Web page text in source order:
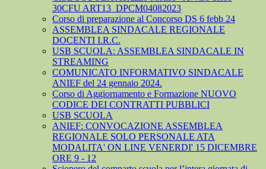
30CFU ART13_DPCM04082023
Corso di preparazione al Concorso DS 6 febb 24
ASSEMBLEA SINDACALE REGIONALE
DOCENTI I.R.C.
USB SCUOLA: ASSEMBLEA SINDACALE IN
STREAMING
COMUNICATO INFORMATIVO SINDACALE
ANIEF del 24 gennaio 2024.
Corso di Aggiornamento e Formazione NUOVO
CODICE DEI CONTRATTI PUBBLICI
USB SCUOLA
ANIEF: CONVOCAZIONE ASSEMBLEA
REGIONALE SOLO PERSONALE ATA
MODALITA' ON LINE VENERDI' 15 DICEMBRE
ORE 9 - 12